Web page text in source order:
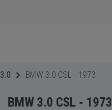
3.0 BMW 3.0 CSL - 1973
BMW 3.0 CSL - 1973